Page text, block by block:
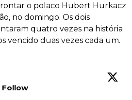
o polaco Hubert Hurkacz
no domingo. Os dois
quatro vezes na história
vencido duas vezes cada um.
Follow